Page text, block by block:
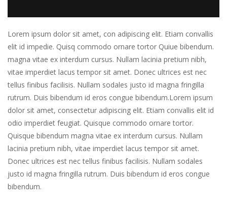
Lorem ipsum dolor sit amet, con adipiscing elit. Etiam convallis
elit id impedie. Quisq commodo ornare tortor Quiue bibendum.
magna vitae ex interdum cursus. Nullam lacinia pretium nibh,
vitae imperdiet lacus tempor sit amet. Donec ultrices est nec
tellus finibus facilisis. Nullam sodales justo id magna fringilla
rutrum. Duis bibendum id eros congue bibendum.Lorem ipsum
dolor sit amet, consectetur adipiscing elit. Etiam convallis elit id
odio imperdiet feugiat. Quisque commodo ornare tortor.
Quisque bibendum magna vitae ex interdum cursus. Nullam
lacinia pretium nibh, vitae imperdiet lacus tempor sit amet.
Donec ultrices est nec tellus finibus facilisis. Nullam sodales
justo id magna fringilla rutrum. Duis bibendum id eros congue
bibendum.